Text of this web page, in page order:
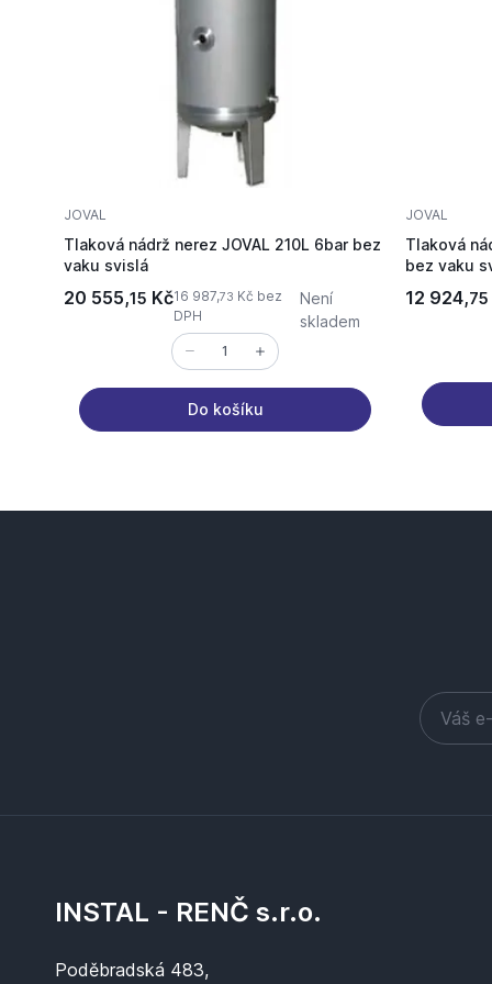
JOVAL
Tlaková nádrž nerez JOVAL 210L 6bar bez
vaku svislá
20 555,15 Kč16 987,73 Kč bez
DPH
Není
skladem
Do košíku
JOVAL
Tlaková
bez vaku
12 924,75
INSTAL - RENČ s.r.o.
Poděbradská 483,